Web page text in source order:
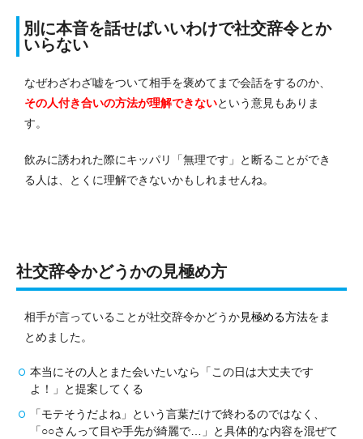
別に本音を話せばいいわけで社交辞令とか
いらない
なぜわざわざ嘘をついて相手を褒めてまで会話をするのか、
その人付き合いの方法が理解できないという意見もありま
す。
飲みに誘われた際にキッパリ「無理です」と断ることができ
る人は、とくに理解できないかもしれませんね。
社交辞令かどうかの見極め方
相手が言っていることが社交辞令かどうか見極める方法をま
とめました。
本当にその人とまた会いたいなら「この日は大丈夫です
よ！」と提案してくる
「モテそうだよね」という言葉だけで終わるのではなく、
「○○さんって目や手先が綺麗で…」と具体的な内容を混ぜて